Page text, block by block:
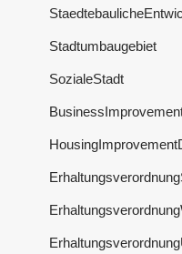
Stadtumbaugebiet
SozialeStadt